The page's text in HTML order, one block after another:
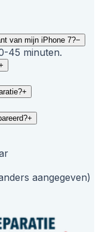
van mijn iPhone 7?−
45 minuten.
+
+
aangegeven)